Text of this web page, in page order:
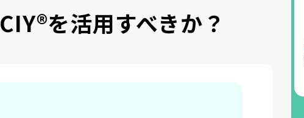
を活用すべきか？